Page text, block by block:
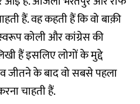
हैं. वह कहती हैं कि वो बाक़ी
कोली और कांग्रेस की
हैं इसलिए लोगों के मुद्दे
जीतने के बाद वो सबसे पहला
चाहती हैं.